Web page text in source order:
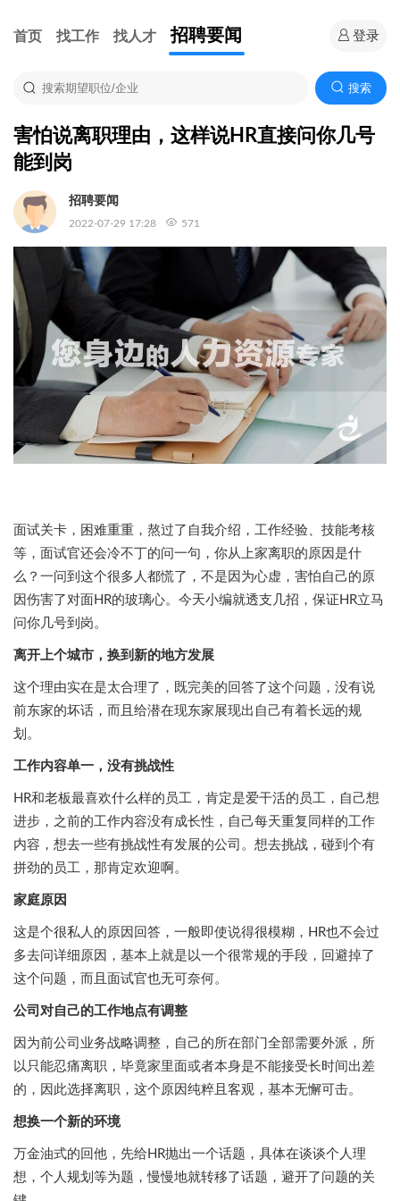
首页 找工作 找人才 招聘要闻 登录
搜索
害怕说离职理由，这样说HR直接问你几号
能到岗
招聘要闻
2022-07-29 17:28 571
面试关卡，困难重重，熬过了自我介绍，工作经验、技能考核
等，面试官还会冷不丁的问一句，你从上家离职的原因是什
么？一问到这个很多人都慌了，不是因为心虚，害怕自己的原
因伤害了对面HR的玻璃心。今天小编就透支几招，保证HR立马
问你几号到岗。
离开上个城市，换到新的地方发展
这个理由实在是太合理了，既完美的回答了这个问题，没有说
前东家的坏话，而且给潜在现东家展现出自己有着长远的规
划。
工作内容单一，没有挑战性
HR和老板最喜欢什么样的员工，肯定是爱干活的员工，自己想
进步，之前的工作内容没有成长性，自己每天重复同样的工作
内容，想去一些有挑战性有发展的公司。想去挑战，碰到个有
拼劲的员工，那肯定欢迎啊。
家庭原因
这是个很私人的原因回答，一般即使说得很模糊，HR也不会过
多去问详细原因，基本上就是以一个很常规的手段，回避掉了
这个问题，而且面试官也无可奈何。
公司对自己的工作地点有调整
因为前公司业务战略调整，自己的所在部门全部需要外派，所
以只能忍痛离职，毕竟家里面或者本身是不能接受长时间出差
的，因此选择离职，这个原因纯粹且客观，基本无懈可击。
想换一个新的环境
万金油式的回他，先给HR抛出一个话题，具体在谈谈个人理
想，个人规划等为题，慢慢地就转移了话题，避开了问题的关